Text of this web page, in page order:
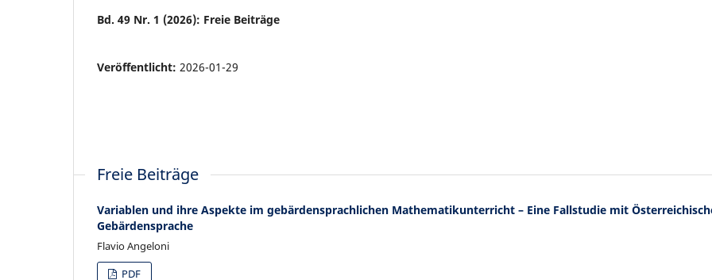
Bd. 49 Nr. 1 (2026): Freie Beiträge
Veröffentlicht: 2026-01-29
Freie Beiträge
Variablen und ihre Aspekte im gebärdensprachlichen Mathematikunterricht – Eine Fallstudie mit
Gebärdensprache
Flavio Angeloni
PDF